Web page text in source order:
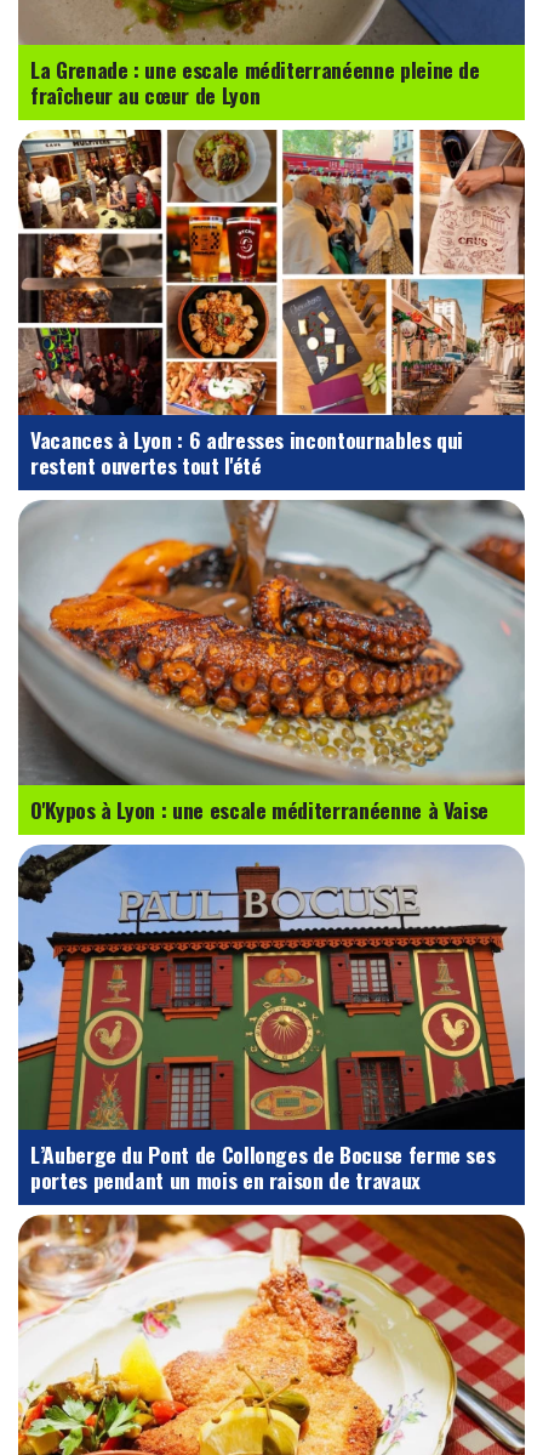
La Grenade : une escale méditerranéenne pleine de
fraîcheur au cœur de Lyon
Vacances à Lyon : 6 adresses incontournables qui
restent ouvertes tout l'été
O'Kypos à Lyon : une escale méditerranéenne à Vaise
L’Auberge du Pont de Collonges de Bocuse ferme ses
portes pendant un mois en raison de travaux